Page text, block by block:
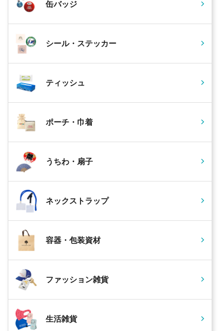
缶バッジ
シール・ステッカー
ティッシュ
ポーチ・巾着
うちわ・扇子
ネックストラップ
容器・包装資材
ファッション雑貨
生活雑貨